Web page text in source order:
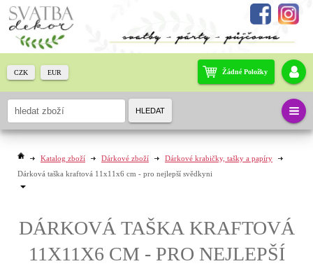
Katalog zboží Dárkové zboží
Dárkové krabičky, tašky a papíry
Dárková taška kraftová 11x11x6 cm - pro nejlepší svědkyni
DÁRKOVÁ TAŠKA KRAFTOVÁ
11X11X6 CM - PRO NEJLEPŠÍ
Žádné Položky
CZK EUR
HLEDAT